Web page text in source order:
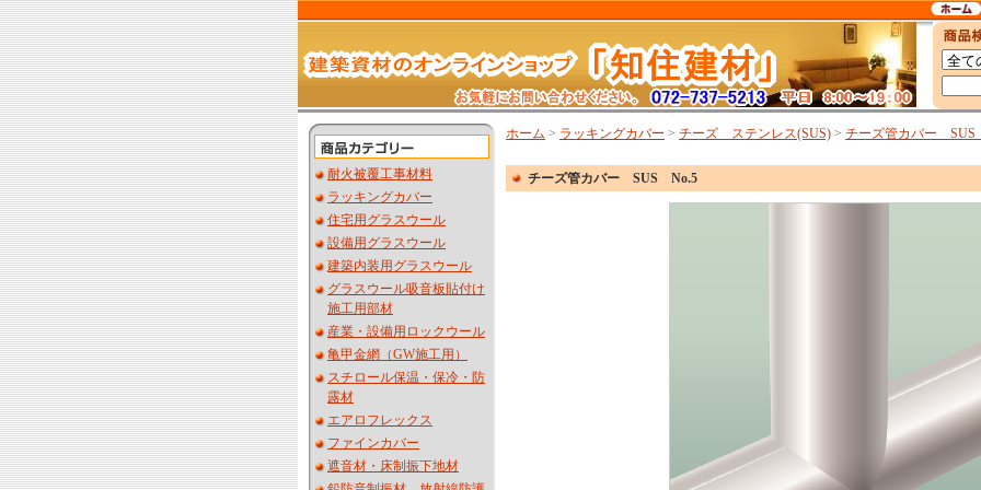
耐火被覆工事材料
ラッキングカバー
住宅用グラスウール
設備用グラスウール
建築内装用グラスウール
グラスウール吸音板貼付け
施工用部材
産業・設備用ロックウール
亀甲金網（GW施工用）
スチロール保温・保冷・防
露材
エアロフレックス
ファインカバー
遮音材・床制振下地材
ホーム > ラッキングカバー > チーズ ステンレス(SUS) > チーズ管カバー
チーズ管カバー SUS No.5